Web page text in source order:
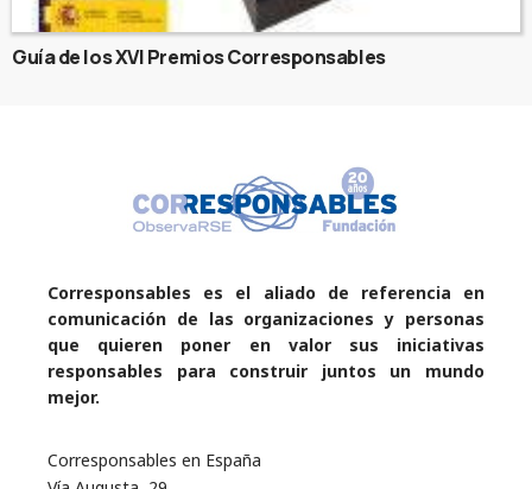
Guía de los XVI Premios Corresponsables
Corresponsables es el aliado de referencia en
comunicación de las organizaciones y personas
que quieren poner en valor sus iniciativas
responsables para construir juntos un mundo
mejor.
Corresponsables en España